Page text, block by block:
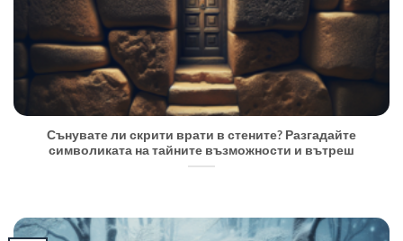
Сънувате ли скрити врати в стените? Разгадайте
символиката на тайните възможности и вътреш